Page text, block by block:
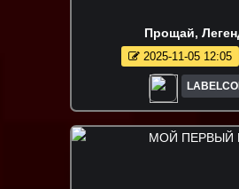
Прощай,
2025-11-05 12:05